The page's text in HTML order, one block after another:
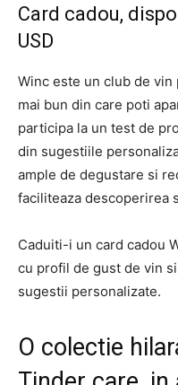
Card cadou,
USD
Winc este un club de vin
mai bun din care poti
participa la un test de
din sugestiile
ample de degustare si
faciliteaza descoperirea
Caduiti-i un card cadou
cu profil de gust de vin
sugestii personalizate.
O colectie